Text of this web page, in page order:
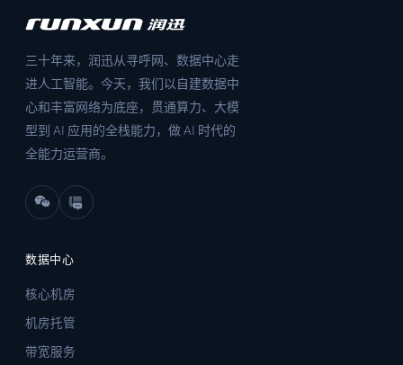
三十年来，润迅从寻呼网、数据中心走
进人工智能。今天，我们以自建数据中
心和丰富网络为底座，贯通算力、大模
型到 AI 应用的全栈能力，做 AI 时代的
全能力运营商。
数据中心
核心机房
机房托管
带宽服务